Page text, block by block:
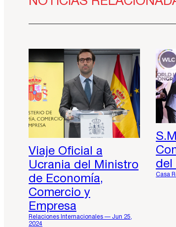
Viaje Oficial a
Ucrania del Ministro
de Economía,
Comercio y
Empresa
Relaciones Internacionales — Jun 25,
2024
del
Casa